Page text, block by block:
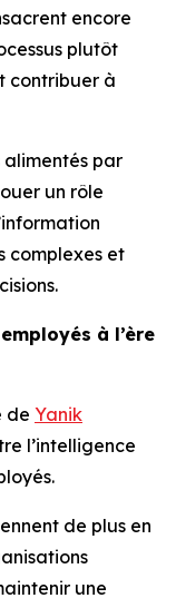
encore
plutôt
contribuer à
alimentés par
un rôle
complexes et
à l’ère
de Yanik
l’intelligence
de plus en
une